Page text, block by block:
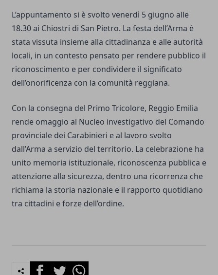
L’appuntamento si è svolto venerdì 5 giugno alle
18.30 ai Chiostri di San Pietro. La festa dell’Arma è
stata vissuta insieme alla cittadinanza e alle autorità
locali, in un contesto pensato per rendere pubblico il
riconoscimento e per condividere il significato
dell’onorificenza con la comunità reggiana.
Con la consegna del Primo Tricolore, Reggio Emilia
rende omaggio al Nucleo investigativo del Comando
provinciale dei Carabinieri e al lavoro svolto
dall’Arma a servizio del territorio. La celebrazione ha
unito memoria istituzionale, riconoscenza pubblica e
attenzione alla sicurezza, dentro una ricorrenza che
richiama la storia nazionale e il rapporto quotidiano
tra cittadini e forze dell’ordine.
FacebookTwitterWhatsapp